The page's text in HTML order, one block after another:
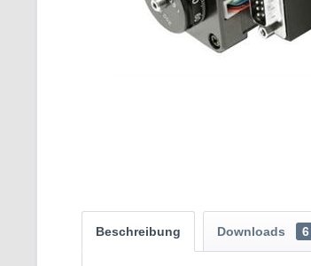
Beschreibung Downloads 6